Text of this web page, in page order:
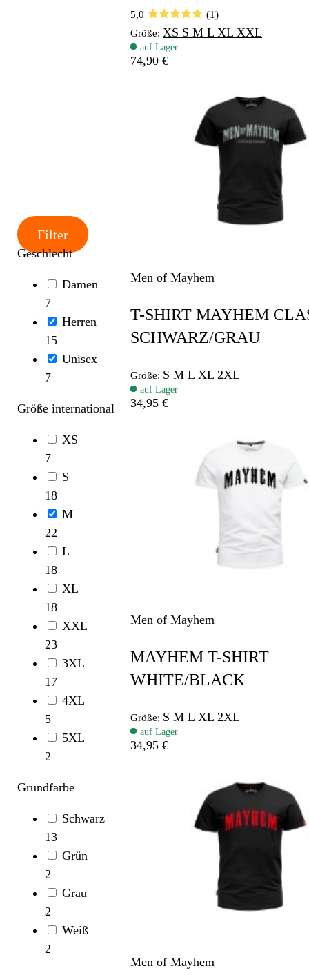
Filter
Geschlecht
Damen
7
Herren
15
Unisex
7
Größe international
XS
7
S
18
M
22
L
18
XL
18
XXL
23
3XL
17
4XL
5
5XL
2
Grundfarbe
Schwarz
13
Grün
2
Grau
2
Weiß
2
5,0
(1)
Größe: XS SML XL XXL
auf Lager
74,90 €
Men of Mayhem
T-SHIRT MAYHEM
SCHWARZ/GRAU
Größe: SML XL 2XL
auf Lager
34,95 €
Men of Mayhem
MAYHEM T-SHIRT
WHITE/BLACK
Größe: SML XL 2XL
auf Lager
34,95 €
Men of Mayhem